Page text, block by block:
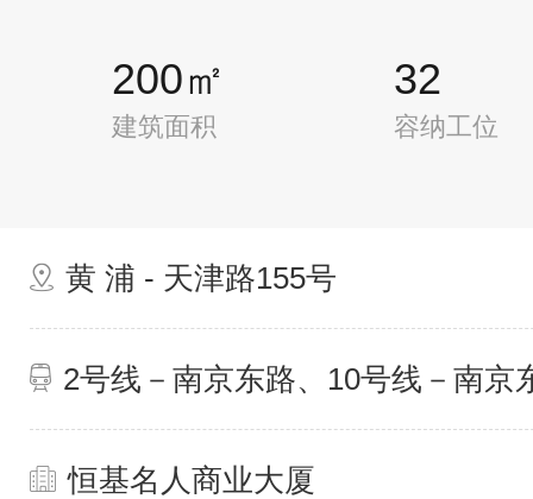
200㎡
建筑面积
32
容纳工位
黄 浦 - 天津路155号
2号线－南京东路、10号线－南京
恒基名人商业大厦